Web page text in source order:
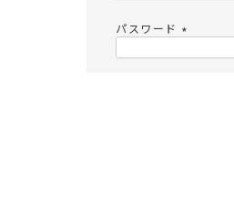
)
パスワード